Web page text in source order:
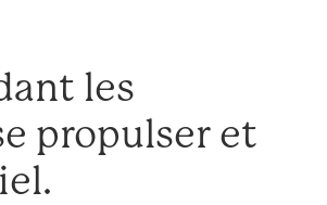
les
propulser et